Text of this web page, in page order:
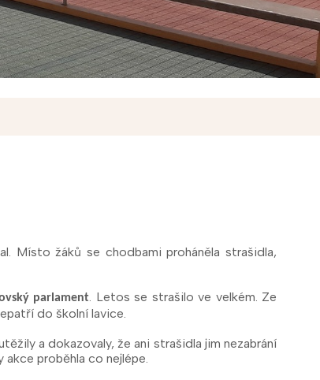
Místo žáků se chodbami proháněla strašidla,
parlament. Letos se strašilo ve velkém. Ze
do školní lavice.
a dokazovaly, že ani strašidla jim nezabrání
proběhla co nejlépe.